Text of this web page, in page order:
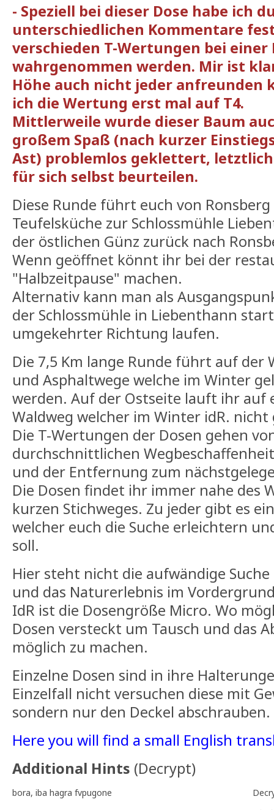
- Speziell bei dieser Dose habe ich
unterschiedlichen Kommentare
verschieden T-Wertungen bei einer
wahrgenommen werden. Mir ist
Höhe auch nicht jeder anfreunden
ich die Wertung erst mal auf T4.
Mittlerweile wurde dieser Baum
großem Spaß (nach kurzer
Ast) problemlos geklettert,
für sich selbst beurteilen.
Diese Runde führt euch von
Teufelsküche zur Schlossmühle
der östlichen Günz zurück nach
Wenn geöffnet könnt ihr bei der
"Halbzeitpause" machen.
Alternativ kann man als
der Schlossmühle in Liebenthann
umgekehrter Richtung laufen.
Die 7,5 Km lange Runde führt auf der
und Asphaltwege welche im Winter
werden. Auf der Ostseite lauft ihr auf
Waldweg welcher im Winter idR.
Die T-Wertungen der Dosen gehen
durchschnittlichen
und der Entfernung zum
Die Dosen findet ihr immer nahe des
kurzen Stichweges. Zu jeder gibt es
welcher euch die Suche erleichtern
soll.
Hier steht nicht die aufwändige
und das Naturerlebnis im
IdR ist die Dosengröße Micro. Wo
Dosen versteckt um Tausch und das
möglich zu machen.
Einzelne Dosen sind in ihre
Einzelfall nicht versuchen diese mit
sondern nur den Deckel abschrauben.
Here you will find a small English
Additional Hints (Decrypt)
bora, iba hagra fvpugone